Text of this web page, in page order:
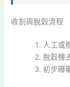
收割與脫穀流程
人工或
脫穀機
初步曝